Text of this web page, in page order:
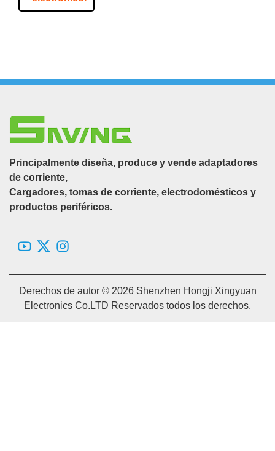
Principalmente diseña, produce y vende adaptadores
de corriente,
Cargadores, tomas de corriente, electrodomésticos y
productos periféricos.
Derechos de autor © 2026 Shenzhen Hongji Xingyuan
Electronics Co.LTD Reservados todos los derechos.